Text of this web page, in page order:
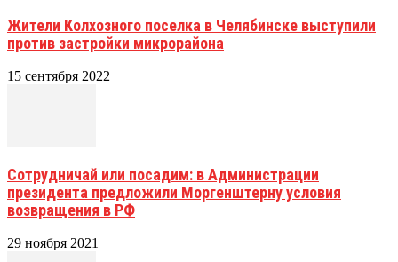
Жители Колхозного поселка в Челябинске выступили
против застройки микрорайона
15 сентября 2022
Сотрудничай или посадим: в Администрации
президента предложили Моргенштерну условия
возвращения в РФ
29 ноября 2021